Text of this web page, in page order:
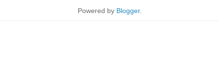
Powered by Blogger.